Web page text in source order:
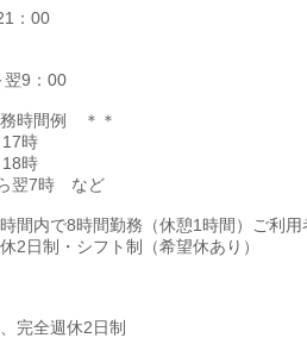
：00
翌9：00
時間例 ＊＊
時
時
翌7時 など
間内で8時間勤務（休憩1時間）ご利用
2日制・シフト制（希望休あり）
完全週休2日制